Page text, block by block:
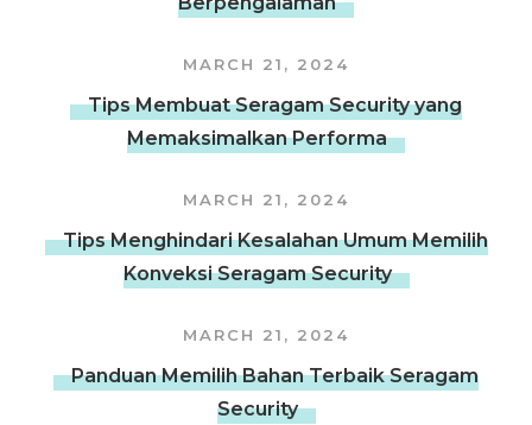
MARCH 21, 2024
Tips Membuat Seragam Security yang
Memaksimalkan Performa
MARCH 21, 2024
Tips Menghindari Kesalahan Umum Memilih
Konveksi Seragam Security
MARCH 21, 2024
Panduan Memilih Bahan Terbaik Seragam
Security